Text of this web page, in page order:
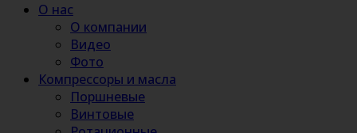
О нас
О компании
Видео
Фото
Компрессоры и масла
Поршневые
Винтовые